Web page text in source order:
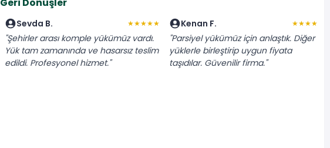
Sevda B. ★★★★★
"Şehirler arası komple yükümüz vardı.
Yük tam zamanında ve hasarsız teslim
edildi. Profesyonel hizmet."
Kenan F. ★★★★★
"Parsiyel yükümüz için anlaştık. Diğer
yüklerle birleştirip uygun fiyata
taşıdılar. Güvenilir firma."